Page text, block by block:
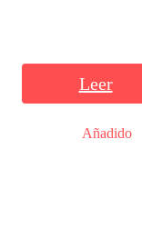
Leer
Añadido